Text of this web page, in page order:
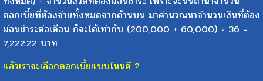
ดอกเบี้ยที่ต้องจ่ายทั้งหมดจากด้านบน มาคำนวณหาจำนวนเงินที่ต้อง
ผ่อนชำระต่อเดือน ก็จะได้เท่ากับ (200,000 + 60,000) ÷ 36 =
7,222.22 บาท
แล้วเราจะเลือกดอกเบี้ยแบบไหนดี ?